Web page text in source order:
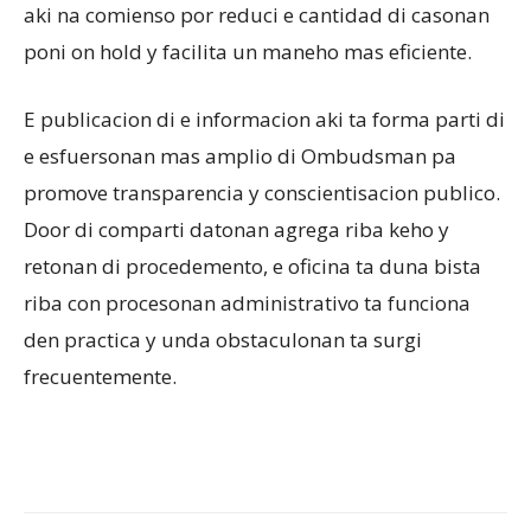
aki na comienso por reduci e cantidad di casonan
poni on hold y facilita un maneho mas eficiente.
E publicacion di e informacion aki ta forma parti di
e esfuersonan mas amplio di Ombudsman pa
promove transparencia y conscientisacion publico.
Door di comparti datonan agrega riba keho y
retonan di procedemento, e oficina ta duna bista
riba con procesonan administrativo ta funciona
den practica y unda obstaculonan ta surgi
frecuentemente.